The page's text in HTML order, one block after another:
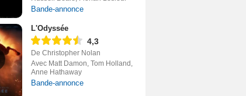
Bande-annonce
L'Odyssée
4,3
De Christopher Nolan
Avec Matt Damon, Tom Holland,
Anne Hathaway
Bande-annonce